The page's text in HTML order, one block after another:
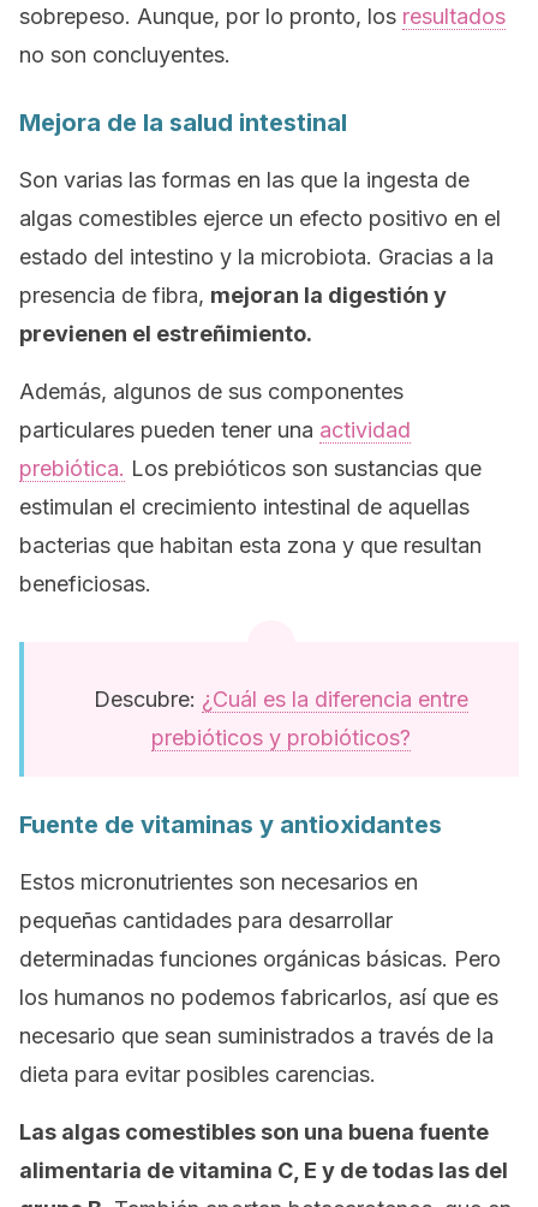
sobrepeso. Aunque, por lo pronto, los resultados
no son concluyentes.
Mejora de la salud intestinal
Son varias las formas en las que la ingesta de
algas comestibles ejerce un efecto positivo en el
estado del intestino y la microbiota. Gracias a la
presencia de fibra, mejoran la digestión y
previenen el estreñimiento.
Además, algunos de sus componentes
particulares pueden tener una actividad
prebiótica. Los prebióticos son sustancias que
estimulan el crecimiento intestinal de aquellas
bacterias que habitan esta zona y que resultan
beneficiosas.
Descubre: ¿Cuál es la diferencia entre
prebióticos y probióticos?
Fuente de vitaminas y antioxidantes
Estos micronutrientes son necesarios en
pequeñas cantidades para desarrollar
determinadas funciones orgánicas básicas. Pero
los humanos no podemos fabricarlos, así que es
necesario que sean suministrados a través de la
dieta para evitar posibles carencias.
Las algas comestibles son una buena fuente
alimentaria de vitamina C, E y de todas las del